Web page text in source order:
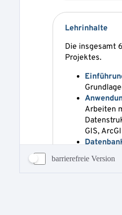
barrierefreie Version